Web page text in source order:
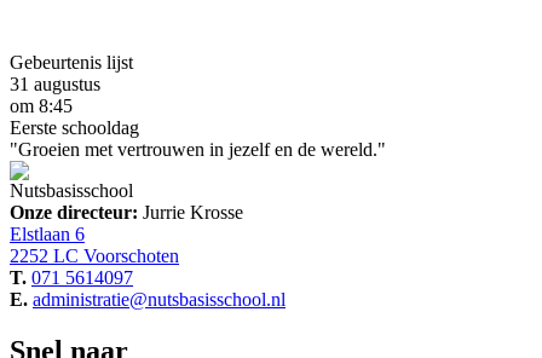
Gebeurtenis lijst
31 augustus
om 8:45
Eerste schooldag
"Groeien met vertrouwen in jezelf en de wereld."
Nutsbasisschool
Onze directeur: Jurrie Krosse
Elstlaan 6
2252 LC Voorschoten
T. 071 5614097
E. administratie@nutsbasisschool.nl
Snel naar